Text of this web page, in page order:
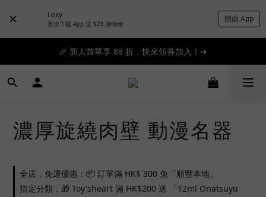
Lexy
首次下載 App 送 $28 購物金 開啟 App
📦滿 $300 順豐免運 🚚 滿 $1200 即日特快免運 ➔
📦滿 $300 順豐免運 🚚 滿 $1200 即日特快免運 ➔
🎉 新人首單享 88 折，快來領券加入！➔
濃厚旋繞肉壁 動漫名器
全店，免運優惠：📦 訂單滿 HK$ 300 免「順豐本地」
指定分類，🎁 Toy'sheart 滿 HK$200 送 「12ml Onatsuyu